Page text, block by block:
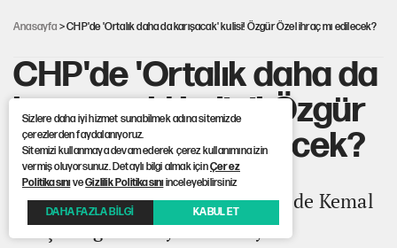
Anasayfa > CHP'de 'Ortalık daha da karışacak' kulisi! Özgür Özel ihraç mı edilecek?
CHP'de 'Ortalık daha da
karışacak' kulisi! Özgür
Özel ihraç mı edilecek?
Sözcü yazarı Saygı Öztürk, CHP'de Kemal
Kılıçdaroğlu'nun yeni MYK'yı
Sizlere daha iyi hizmet sunabilmek adına sitemizde
çerezlerden faydalanıyoruz.
Sitemizi kullanmaya devam ederek çerez kullanımına izin
vermiş oluyorsunuz. Detaylı bilgi almak içinÇerez
PolitikasınıveGizlilik Politikasınıinceleyebilirsiniz
DAHA FAZLA BİLGİ KABUL ET